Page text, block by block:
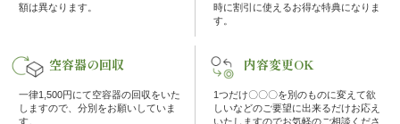
わ
注
額は異なります。
時に割引に使えるお得な特典になりま
す。
空容器の回収
一律1,500円にて空容器の回収をいた
しますので、分別をお願いしていま
す。
内容変更OK
1つだけ〇〇〇を別のものに変えて欲
しいなどのご要望に出来るだけお応え
いたしますのでお気軽のご相談くださ